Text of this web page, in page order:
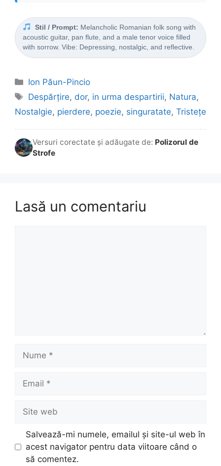
Stil / Prompt: Melancholic Romanian folk song with
acoustic guitar, pan flute, and a male tenor voice filled
with sorrow. Vibe: Depressing, nostalgic, and reflective.
Categorii
Ion Păun-Pincio
Etichete
Despărțire, dor, in urma despartirii, Natura,
Nostalgie, pierdere, poezie, singuratate, Tristețe
Versuri corectate și adăugate de: Polizorul de
Strofe
Lasă un comentariu
web
Salvează-mi numele, emailul și site-ul web în
acest navigator pentru data viitoare când o
să comentez.